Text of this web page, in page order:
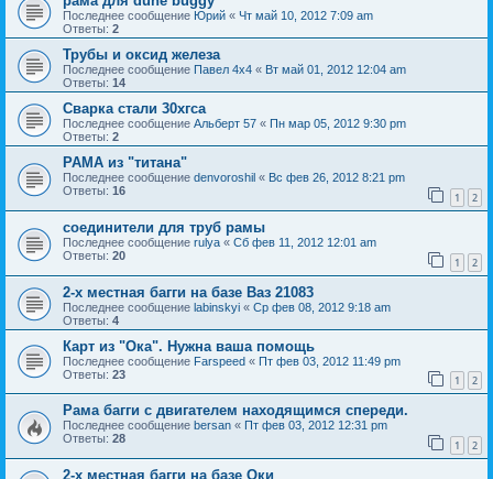
Последнее сообщение Юрий « Чт май 10, 2012 7:09 am
Ответы: 2
Трубы и оксид железа
Последнее сообщение Павел 4х4 « Вт май 01, 2012 12:04 am
Ответы: 14
Сварка стали 30хгса
Последнее сообщение Альберт 57 « Пн мар 05, 2012 9:30 pm
Ответы: 2
РАМА из "титана"
Последнее сообщение denvoroshil « Вс фев 26, 2012 8:21 pm
Ответы: 16 1 2
соединители для труб рамы
Последнее сообщение rulya « Сб фев 11, 2012 12:01 am
Ответы: 20 1 2
2-х местная багги на базе Ваз 21083
Последнее сообщение labinskyi « Ср фев 08, 2012 9:18 am
Ответы: 4
Карт из "Ока". Нужна ваша помощь
Последнее сообщение Farspeed « Пт фев 03, 2012 11:49 pm
Ответы: 23 1 2
Рама багги с двигателем находящимся спереди.
Последнее сообщение bersan « Пт фев 03, 2012 12:31 pm
Ответы: 28 1 2
2-х местная багги на базе Оки